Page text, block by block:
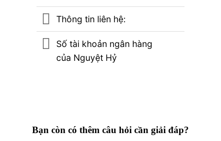
Thông tin liên hệ:
Số tài khoản ngân hàng
của Nguyệt Hỷ
Bạn còn có thêm câu hỏi cần giải đáp?